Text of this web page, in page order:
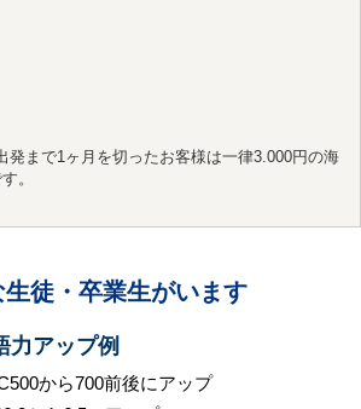
発まで1ヶ月を切ったお客様は一律3.000円の海
。
生徒・卒業生がいます
力アップ例
から700前後にアップ